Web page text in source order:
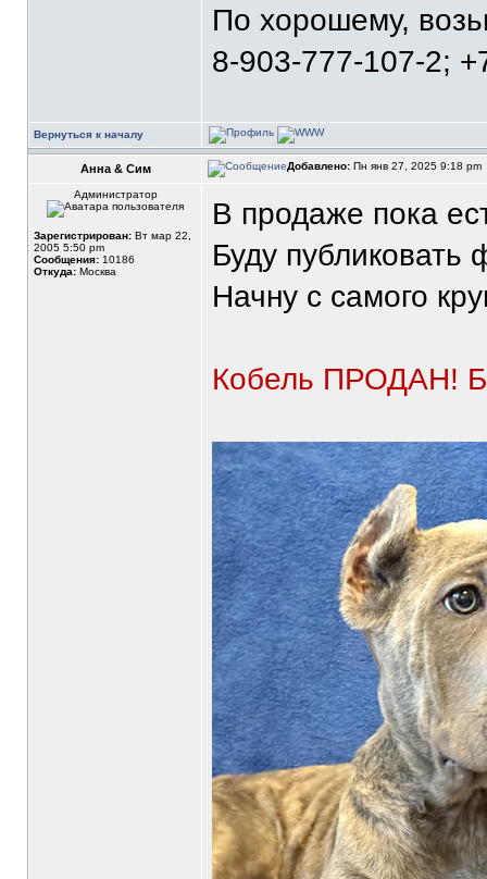
По хорошему,
8-903-777-107-2;
Вернуться к началу
Анна & Сим Добавлено: Пн янв 27, 2025 9:18 pm
Администратор
Зарегистрирован: Вт мар 22,
2005 5:50 pm
Сообщения: 10186
Откуда: Москва
В продаже пока
Буду публиковать
Начну с самого
Кобель ПРОДАН!